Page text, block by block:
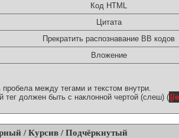
Код HTML
Цитата
Прекратить распознавание BB кодов
Вложение
пробела между тегами и текстом внутри.
тег должен быть с наклонной чертой (слеш) ( [/
/ Курсив / Подчёркнутый